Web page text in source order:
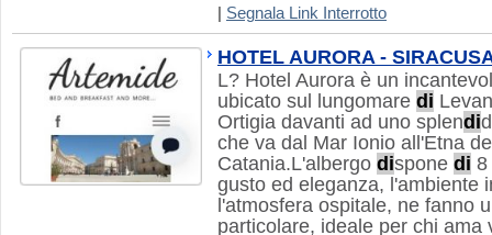
Segnala Link Interrotto
HOTEL AURORA -
L? Hotel Aurora è un
ubicato sul lungomare di
Ortigia davanti ad uno splendi
che va dal Mar Ionio all'Etna
Catania.L'albergo dispone di 8
gusto ed eleganza, l'ambiente
l'atmosfera ospitale, ne fanno
particolare, ideale per chi ama